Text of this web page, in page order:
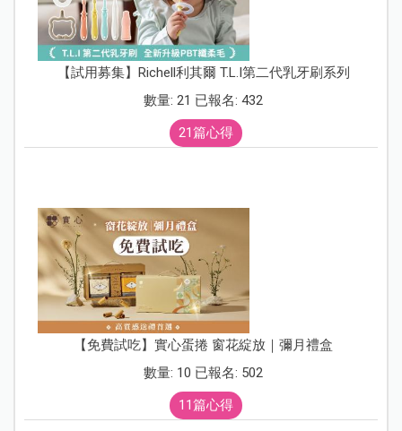
【試用募集】Richell利其爾 T.L.I第二代乳牙刷系列
數量: 21 已報名: 432
21篇心得
【免費試吃】實心蛋捲 窗花綻放｜彌月禮盒
數量: 10 已報名: 502
11篇心得